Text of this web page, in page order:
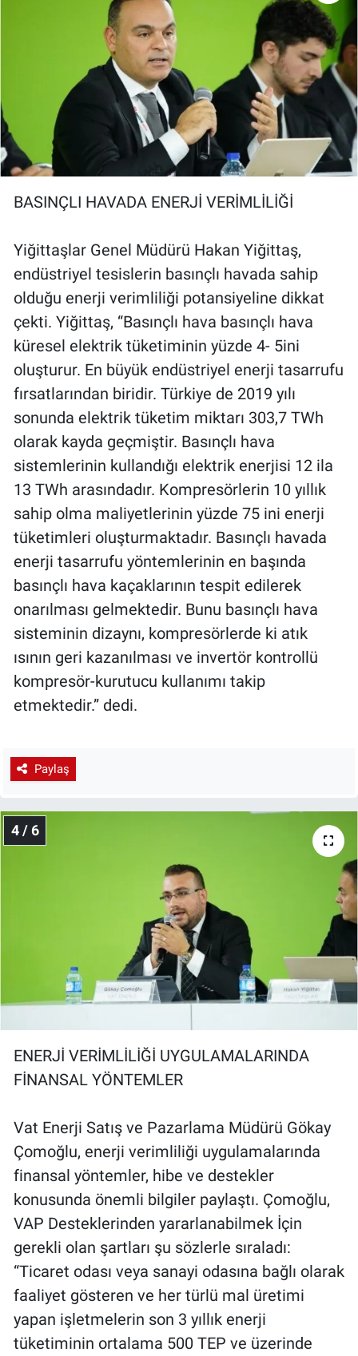
BASINÇLI HAVADA ENERJİ VERİMLİLİĞİ
Yiğittaşlar Genel Müdürü Hakan Yiğittaş,
endüstriyel tesislerin basınçlı havada sahip
olduğu enerji verimliliği potansiyeline dikkat
çekti. Yiğittaş, “Basınçlı hava basınçlı hava
küresel elektrik tüketiminin yüzde 4- 5ini
oluşturur. En büyük endüstriyel enerji tasarrufu
fırsatlarından biridir. Türkiye de 2019 yılı
sonunda elektrik tüketim miktarı 303,7 TWh
olarak kayda geçmiştir. Basınçlı hava
sistemlerinin kullandığı elektrik enerjisi 12 ila
13 TWh arasındadır. Kompresörlerin 10 yıllık
sahip olma maliyetlerinin yüzde 75 ini enerji
tüketimleri oluşturmaktadır. Basınçlı havada
enerji tasarrufu yöntemlerinin en başında
basınçlı hava kaçaklarının tespit edilerek
onarılması gelmektedir. Bunu basınçlı hava
sisteminin dizaynı, kompresörlerde ki atık
ısının geri kazanılması ve invertör kontrollü
kompresör-kurutucu kullanımı takip
etmektedir.” dedi.
Paylaş
4 / 6
ENERJİ VERİMLİLİĞİ UYGULAMALARINDA
FİNANSAL YÖNTEMLER
Vat Enerji Satış ve Pazarlama Müdürü Gökay
Çomoğlu, enerji verimliliği uygulamalarında
finansal yöntemler, hibe ve destekler
konusunda önemli bilgiler paylaştı. Çomoğlu,
VAP Desteklerinden yararlanabilmek İçin
gerekli olan şartları şu sözlerle sıraladı:
“Ticaret odası veya sanayi odasına bağlı olarak
faaliyet gösteren ve her türlü mal üretimi
yapan işletmelerin son 3 yıllık enerji
tüketiminin ortalama 500 TEP ve üzerinde